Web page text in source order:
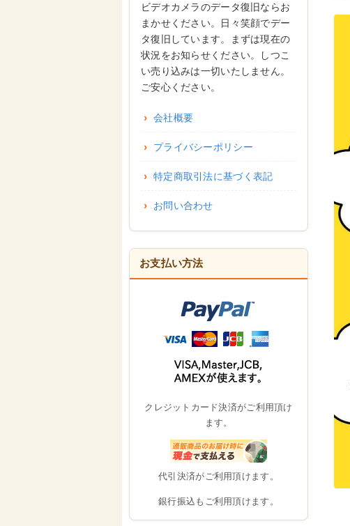
ビデオカメラのデータ復旧ならお
まかせください。日々笑顔でデー
タ復旧しています。まずは現在の
状況をお知らせください。しつこ
い売り込みは一切いたしません。
ご安心ください。
会社概要
プライバシーポリシー
特定商取引法に基づく表記
お問い合わせ
お支払い方法
クレジットカード決済がご利用頂け
ます。
代引決済がご利用頂けます。
銀行振込もご利用頂けます。